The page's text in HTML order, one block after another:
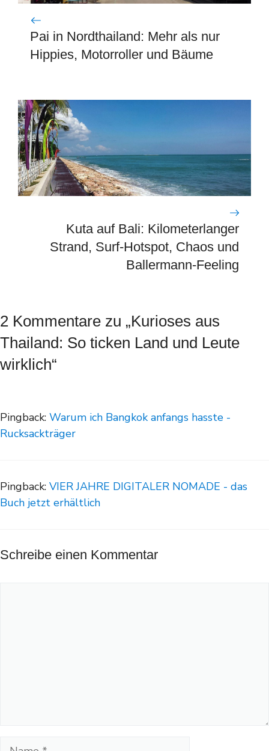
Pai in Nordthailand: Mehr als nur
Hippies, Motorroller und Bäume
Kuta auf Bali: Kilometerlanger
Strand, Surf-Hotspot, Chaos und
Ballermann-Feeling
2 Kommentare zu „Kurioses aus
Thailand: So ticken Land und Leute
wirklich“
Pingback: Warum ich Bangkok anfangs hasste -
Rucksackträger
Pingback: VIER JAHRE DIGITALER NOMADE - das
Buch jetzt erhältlich
Schreibe einen Kommentar
Name